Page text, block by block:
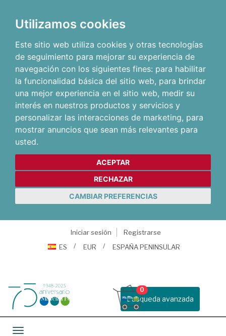
Utilizamos cookies
Este sitio web utiliza cookies y otras tecnologías
de seguimiento para mejorar su experiencia de
navegación con los siguientes fines: para habilitar
la funcionalidad básica del sitio web, para brindar
una mejor experiencia en el sitio web, medir su
interés en nuestros productos y servicios y
personalizar las interacciones de marketing, para
mostrar anuncios que sean más relevantes para
usted.
ACEPTAR
RECHAZAR
CAMBIAR PREFERENCIAS
Iniciar sesión
Registrarse
ES
EUR ESPAÑA PENINSULAR
Busqueda avanzada
0
Toggle navigation